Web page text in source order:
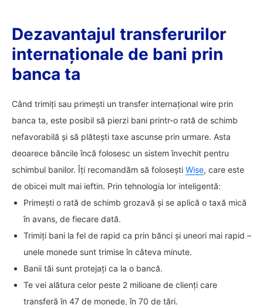
Dezavantajul transferurilor
internaționale de bani prin
banca ta
Când trimiți sau primești un transfer internațional wire prin
banca ta, este posibil să pierzi bani printr-o rată de schimb
nefavorabilă și să plătești taxe ascunse prin urmare. Asta
deoarece băncile încă folosesc un sistem învechit pentru
schimbul banilor. Îți recomandăm să folosești Wise, care este
de obicei mult mai ieftin. Prin tehnologia lor inteligentă:
Primești o rată de schimb grozavă și se aplică o taxă mică
în avans, de fiecare dată.
Trimiți bani la fel de rapid ca prin bănci și uneori mai rapid –
unele monede sunt trimise în câteva minute.
Banii tăi sunt protejați ca la o bancă.
Te vei alătura celor peste 2 milioane de clienți care
transferă în 47 de monede, în 70 de țări.